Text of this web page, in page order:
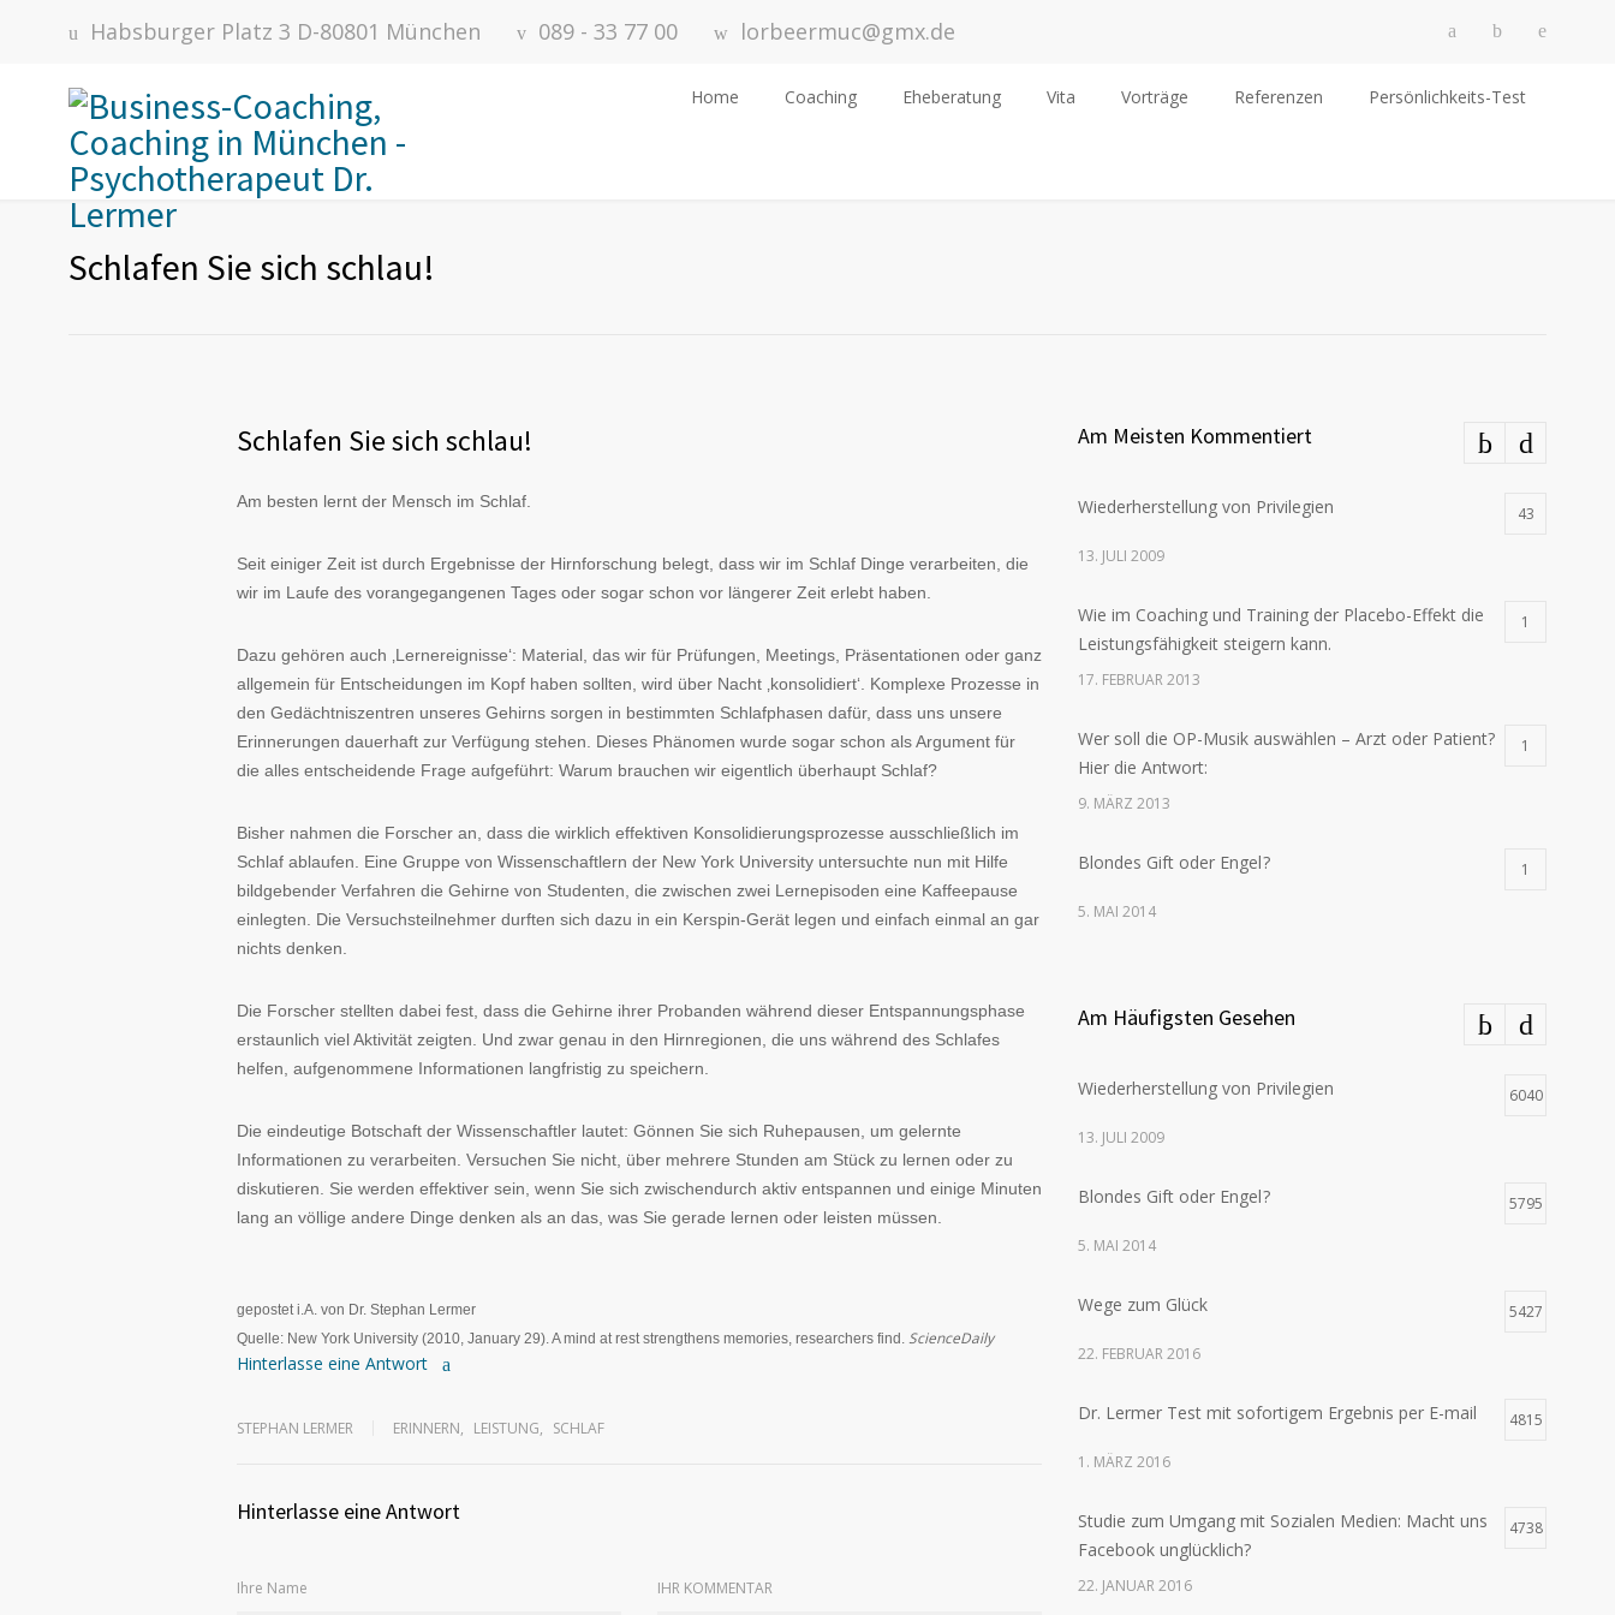
Habsburger Platz 3 D-80801 München 089 - 33 77 00 lorbeermuc@gmx.de
Home Coaching Eheberatung Vita Vorträge Referenzen Persönlichkeits-Test
Schlafen Sie sich schlau!
Schlafen Sie sich schlau!
Am besten lernt der Mensch im Schlaf.
Seit einiger Zeit ist durch Ergebnisse der Hirnforschung belegt, dass wir im Schlaf Dinge verarbeiten, die
wir im Laufe des vorangegangenen Tages oder sogar schon vor längerer Zeit erlebt haben.
Dazu gehören auch ‚Lernereignisse‘: Material, das wir für Prüfungen, Meetings, Präsentationen oder ganz
allgemein für Entscheidungen im Kopf haben sollten, wird über Nacht ‚konsolidiert‘. Komplexe Prozesse in
den Gedächtniszentren unseres Gehirns sorgen in bestimmten Schlafphasen dafür, dass uns unsere
Erinnerungen dauerhaft zur Verfügung stehen. Dieses Phänomen wurde sogar schon als Argument für
die alles entscheidende Frage aufgeführt: Warum brauchen wir eigentlich überhaupt Schlaf?
Bisher nahmen die Forscher an, dass die wirklich effektiven Konsolidierungsprozesse ausschließlich im
Schlaf ablaufen. Eine Gruppe von Wissenschaftlern der New York University untersuchte nun mit Hilfe
bildgebender Verfahren die Gehirne von Studenten, die zwischen zwei Lernepisoden eine Kaffeepause
einlegten. Die Versuchsteilnehmer durften sich dazu in ein Kerspin-Gerät legen und einfach einmal an gar
nichts denken.
Die Forscher stellten dabei fest, dass die Gehirne ihrer Probanden während dieser Entspannungsphase
erstaunlich viel Aktivität zeigten. Und zwar genau in den Hirnregionen, die uns während des Schlafes
helfen, aufgenommene Informationen langfristig zu speichern.
Die eindeutige Botschaft der Wissenschaftler lautet: Gönnen Sie sich Ruhepausen, um gelernte
Informationen zu verarbeiten. Versuchen Sie nicht, über mehrere Stunden am Stück zu lernen oder zu
diskutieren. Sie werden effektiver sein, wenn Sie sich zwischendurch aktiv entspannen und einige Minuten
lang an völlige andere Dinge denken als an das, was Sie gerade lernen oder leisten müssen.
gepostet i.A. von Dr. Stephan Lermer
Quelle: New York University (2010, January 29). A mind at rest strengthens memories, researchers find. ScienceDaily
Hinterlasse eine Antwort
STEPHAN LERMER ERINNERN, LEISTUNG, SCHLAF
Hinterlasse eine Antwort
Ihre Name IHR KOMMENTAR
Am Meisten Kommentiert
Wiederherstellung von Privilegien 43
13. JULI 2009
Wie im Coaching und Training der Placebo-Effekt die
Leistungsfähigkeit steigern kann.
1
17. FEBRUAR 2013
Wer soll die OP-Musik auswählen – Arzt oder Patient?
Hier die Antwort:
1
9. MÄRZ 2013
Blondes Gift oder Engel ? 1
5. MAI 2014
Am Häufigsten Gesehen
Wiederherstellung von Privilegien 6040
13. JULI 2009
Blondes Gift oder Engel ? 5795
5. MAI 2014
Wege zum Glück 5427
22. FEBRUAR 2016
Dr. Lermer Test mit sofortigem Ergebnis per E-mail 4815
1. MÄRZ 2016
Studie zum Umgang mit Sozialen Medien: Macht uns
Facebook unglücklich?
4738
22. JANUAR 2016